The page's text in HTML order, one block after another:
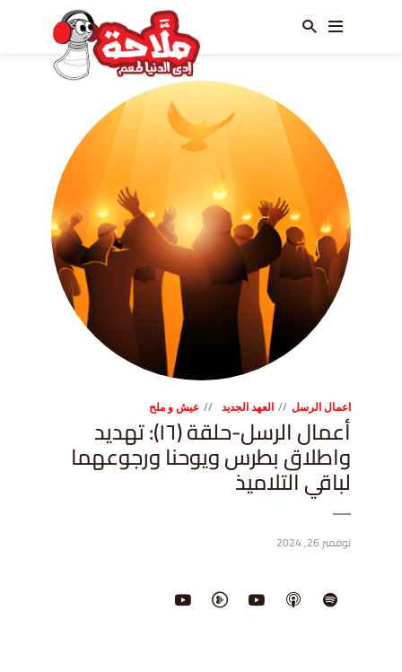
اعمال الرسل العهد الجديد عيش و ملح
أعمال الرسل-حلقة (١٦): تهديد
واطلاق بطرس ويوحنا ورجوعهما
لباقي التلاميذ
نوفمبر 26, 2024